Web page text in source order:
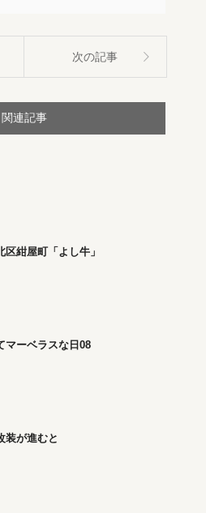
次の記事
関連記事
区紺屋町「よし牛」
マーベラスな日08
装が進むと